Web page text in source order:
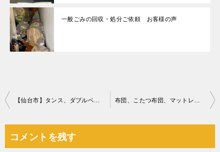
一般ごみの回収・処分ご依頼 お客様の声
投
ビ
【仙台市】タンス、ダブルベッドの回収・処分と家具の移動ご依頼 布団、こたつ布団、マットレスの回収・処分ご依頼 お客様の声
コメントを残す